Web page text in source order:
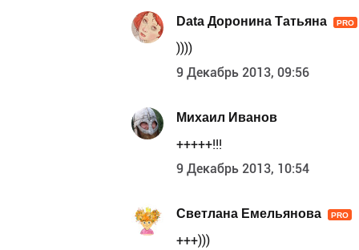
Data Доронина Татьяна PRO
))))
9 Декабрь 2013, 09:56
Михаил Иванов
+++++!!!
9 Декабрь 2013, 10:54
Светлана Емельянова PRO
+++)))